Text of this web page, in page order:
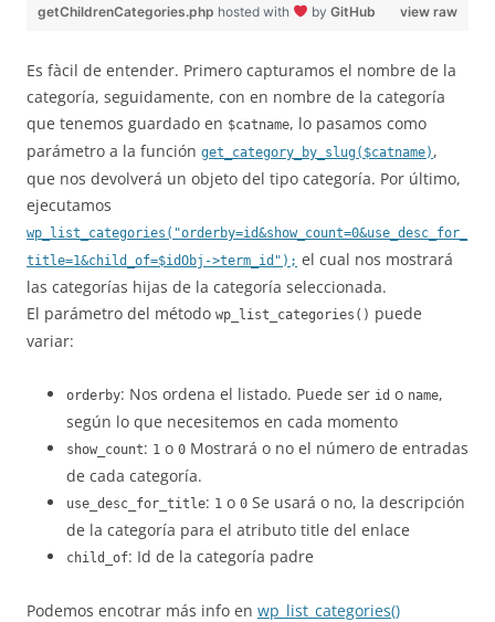
view raw
getChildrenCategories.php hosted with by GitHub
Es fàcil de entender. Primero capturamos el nombre de la
categoría, seguidamente, con en nombre de la categoría
que tenemos guardado en $catname, lo pasamos como
parámetro a la función get_category_by_slug($catname) ,
que nos devolverá un objeto del tipo categoría. Por último,
ejecutamos
wp_list_categories("orderby=id&show_count=0&use_desc_for_
title=1&child_of=$idObj->term_id"); el cual nos mostrará
las categorías hijas de la categoría seleccionada.
El parámetro del método wp_list_categories() puede
variar:
orderby: Nos ordena el listado. Puede ser id o name,
según lo que necesitemos en cada momento
show_count: 1 o 0 Mostrará o no el número de entradas
de cada categoría.
use_desc_for_title: 1 o 0 Se usará o no, la descripción
de la categoría para el atributo title del enlace
child_of: Id de la categoría padre
Podemos encotrar más info en wp_list_categories()